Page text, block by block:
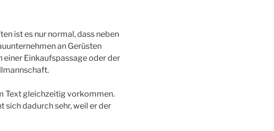
ist es nur normal, dass neben
an Gerüsten
einer Einkaufspassage oder der
Text gleichzeitig vorkommen.
dadurch sehr, weil er der